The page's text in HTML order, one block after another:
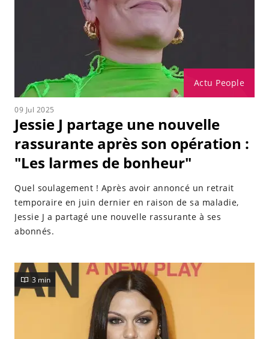
Actu People
09 Jul 2025
Jessie J partage une nouvelle
rassurante après son opération :
"Les larmes de bonheur"
Quel soulagement ! Après avoir annoncé un retrait
temporaire en juin dernier en raison de sa maladie,
Jessie J a partagé une nouvelle rassurante à ses
abonnés.
3 min